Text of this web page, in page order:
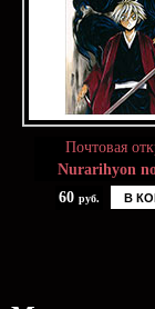
Почтовая
Nurarihyon
60 руб. В